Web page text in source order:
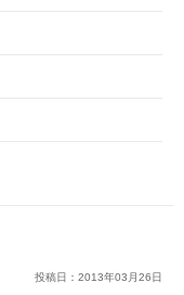
投稿日： 2013年03 月26日